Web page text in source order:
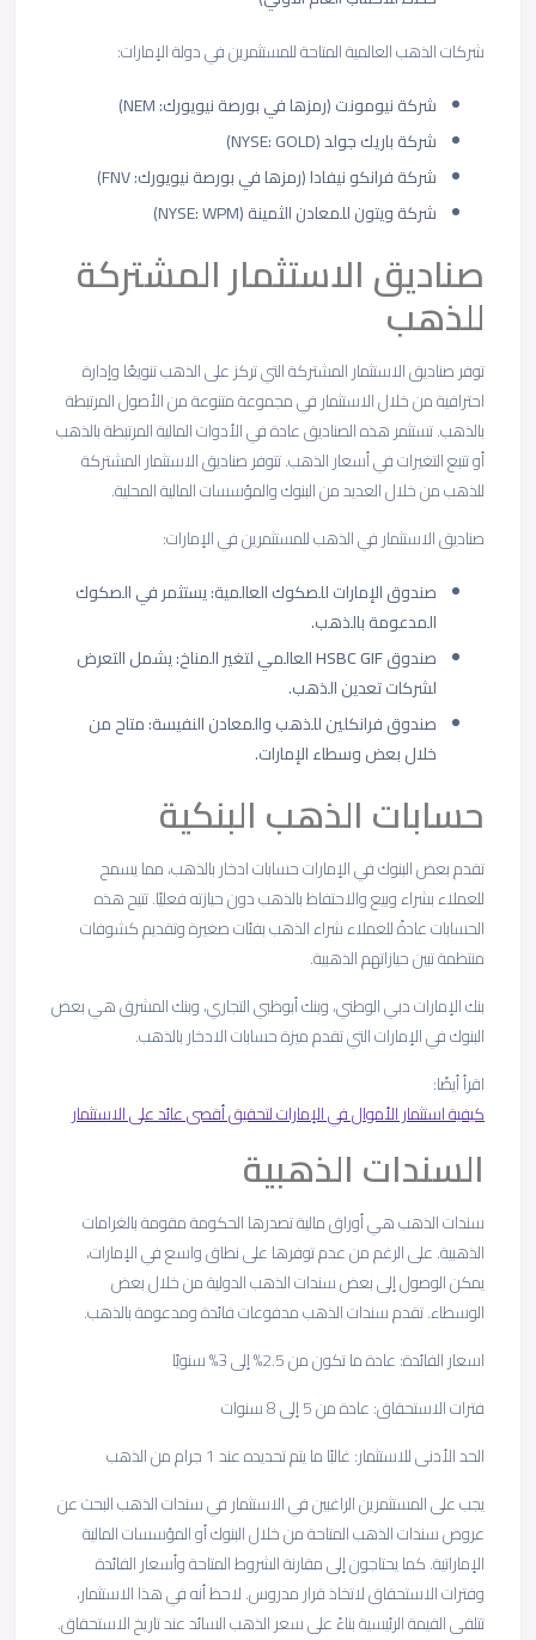
شركات الذهب العالمية المتاحة للمستثمرين في دولة الإمارات:
شركة نيومونت (رمزها في بورصة نيويورك: NEM)
شركة باريك جولد (NYSE: GOLD)
شركة فرانكو نيفادا (رمزها في بورصة نيويورك: FNV)
شركة ويتون للمعادن الثمينة (NYSE: WPM)
صناديق الاستثمار المشتركة
للذهب
توفر صناديق الاستثمار المشتركة التي تركز على الذهب تنويعًا وإدارة
احترافية من خلال الاستثمار في مجموعة متنوعة من الأصول المرتبطة
بالذهب. تستثمر هذه الصناديق عادة في الأدوات المالية المرتبطة بالذهب
أو تتبع التغيرات في أسعار الذهب. تتوفر صناديق الاستثمار المشتركة
للذهب من خلال العديد من البنوك والمؤسسات المالية المحلية.
صناديق الاستثمار في الذهب للمستثمرين في الإمارات:
صندوق الإمارات للصكوك العالمية: يستثمر في الصكوك
المدعومة بالذهب.
صندوقHSBC GIFالعالمي لتغير المناخ: يشمل التعرض
لشركات تعدين الذهب.
صندوق فرانكلين للذهب والمعادن النفيسة: متاح من
خلال بعض وسطاء الإمارات.
حسابات الذهب البنكية
تقدم بعض البنوك في الإمارات حسابات ادخار بالذهب، مما يسمح
للعملاء بشراء وبيع والاحتفاظ بالذهب دون حيازته فعليًا. تتيح هذه
الحسابات عادةً للعملاء شراء الذهب بفئات صغيرة وتقديم كشوفات
منتظمة تبين حيازاتهم الذهبية.
بنك الإمارات دبي الوطني، وبنك أبوظبي التجاري، وبنك المشرق هي بعض
البنوك في الإمارات التي تقدم ميزة حسابات الادخار بالذهب.
اقرأ أيضًا:
كيفية استثمار الأموال في الإمارات لتحقيق أقصى عائد على الاستثمار
السندات الذهبية
سندات الذهب هي أوراق مالية تصدرها الحكومة مقومة بالغرامات
الذهبية. على الرغم من عدم توفرها على نطاق واسع في الإمارات،
يمكن الوصول إلى بعض سندات الذهب الدولية من خلال بعض
الوسطاء. تقدم سندات الذهب مدفوعات فائدة ومدعومة بالذهب.
اسعار الفائدة: عادة ما تكون من 2.5% إلى 3% سنويًا
فترات الاستحقاق: عادة من 5 إلى 8 سنوات
الحد الأدنى للاستثمار: غالبًا ما يتم تحديده عند 1 جرام من الذهب
يجب على المستثمرين الراغبين في الاستثمار في سندات الذهب البحث عن
عروض سندات الذهب المتاحة من خلال البنوك أو المؤسسات المالية
الإماراتية. كما يحتاجون إلى مقارنة الشروط المتاحة وأسعار الفائدة
وفترات الاستحقاق لاتخاذ قرار مدروس. لاحظ أنه في هذا الاستثمار،
تتلقى القيمة الرئيسية بناءً على سعر الذهب السائد عند تاريخ الاستحقاق.